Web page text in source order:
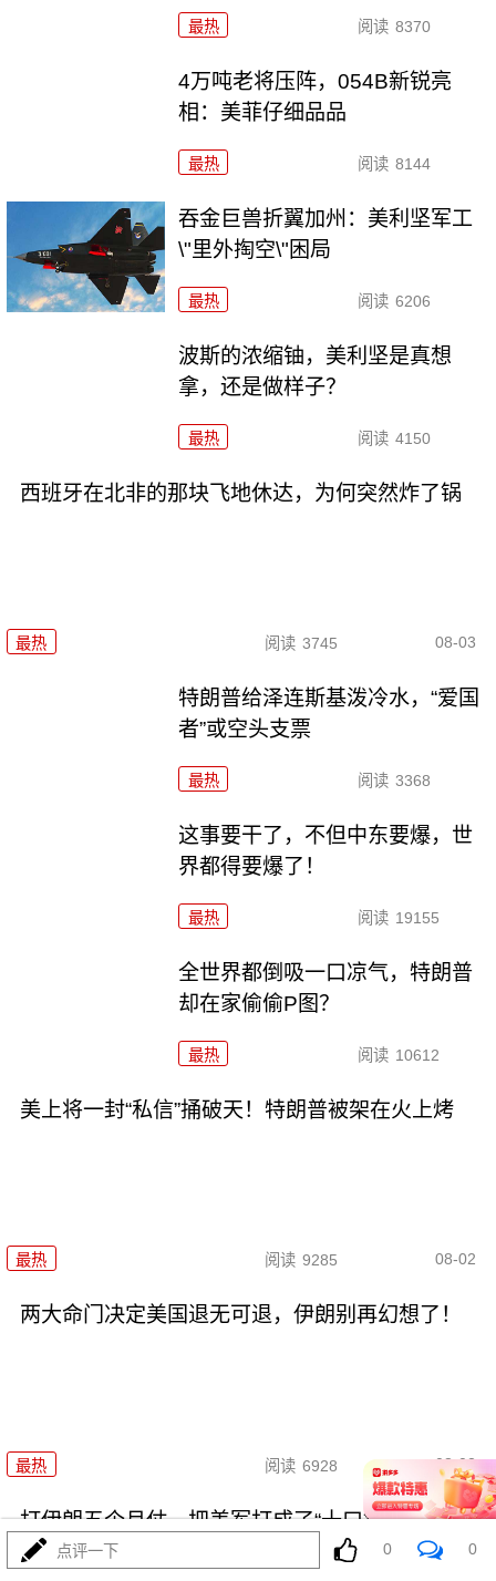
最热 阅读 8370
4万吨老将压阵，054B新锐亮
相：美菲仔细品品
最热 阅读 8144
吞金巨兽折翼加州：美利坚军工
\"里外掏空\"困局
最热 阅读 6206
波斯的浓缩铀，美利坚是真想
拿，还是做样子？
最热 阅读 4150
西班牙在北非的那块飞地休达，为何突然炸了锅
最热 阅读 3745 08-03
特朗普给泽连斯基泼冷水，“爱国
者”或空头支票
最热 阅读 3368
这事要干了，不但中东要爆，世
界都得要爆了！
最热 阅读 19155
全世界都倒吸一口凉气，特朗普
却在家偷偷P图？
最热 阅读 10612
美上将一封“私信”捅破天！特朗普被架在火上烤
最热 阅读 9285 08-02
两大命门决定美国退无可退，伊朗别再幻想了！
最热 阅读 6928 08-02
打伊朗五个月仗，把美军打成了“十口锅九个盖”
点评一下 0 0